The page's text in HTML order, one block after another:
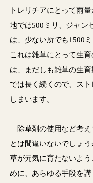
トレリチアにとって雨
地では500ミリ、ジャン
は、少ない所でも1500
これは雑草にとって生
は、まだしも雑草の生
では長く続くので、ス
しまいます。
除草剤の使用など考え
とは間違いないでしょ
草が元気に育たないよ
めに、あらゆる手段を